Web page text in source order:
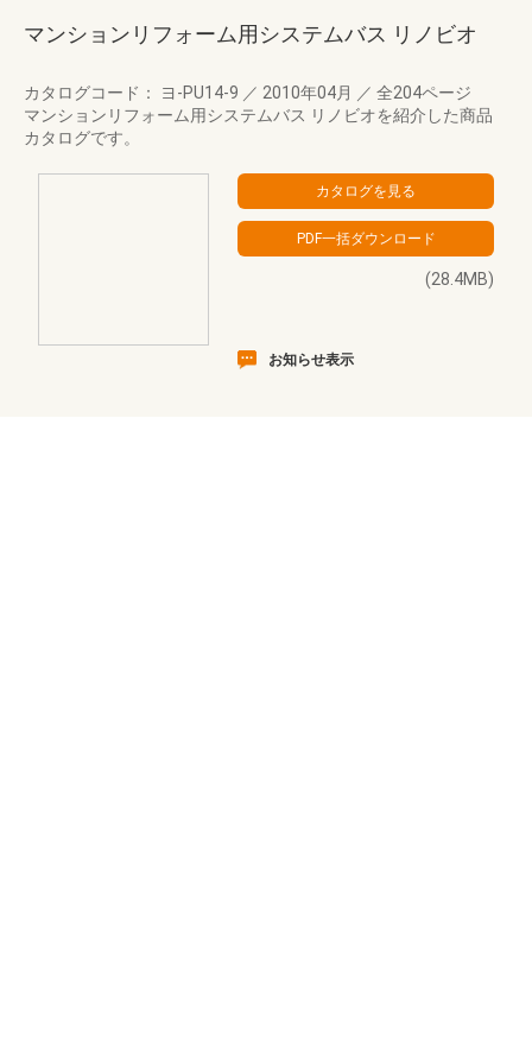
マンションリフォーム用システムバス リノビオ
カタログコード： ヨ-PU14-9 ／ 2010年04月 ／ 全204ページ
マンションリフォーム用システムバス リノビオを紹介した商品
カタログです。
(28.4MB)
お知らせ表示